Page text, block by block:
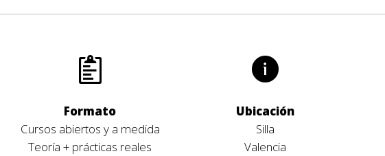
Formato
Cursos abiertos y a medida
Teoría + prácticas reales
Ubicación
Silla
Valencia